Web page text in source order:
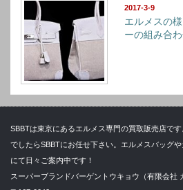
2017-3-9
エルメスの
ーの組み合
SBBTは東京にあるエルメス専門の買取販売店で
でしたらSBBTにお任せ下さい。エルメスバッグ
にて日々ご案内中です！
スーパーブランドバーゲントウキョウ（有限会社